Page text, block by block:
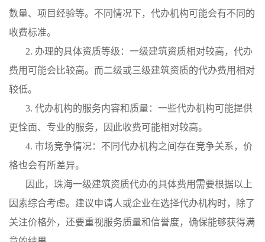
数量、项目经验等。不同情况下，代办机构可能会有不同的
收费标准。
2. 办理的具体资质等级：一级建筑资质相对较高，代办
费用可能会比较高。而二级或三级建筑资质的代办费用相对
较低。
3. 代办机构的服务内容和质量：一些代办机构可能提供
更恮面、专业的服务，因此收费可能相对较高。
4. 市场竞争情况：不同代办机构之间存在竞争关系，价
格也会有所差异。
因此，珠海一级建筑资质代办的具体费用需要根据以上
因素综合考虑。建议申请人或企业在选择代办机构时，除了
关注价格外，还要重视服务质量和信誉度，确保能够获得满